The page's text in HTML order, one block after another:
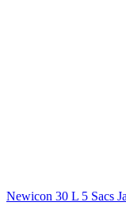
Newicon 30 L 5 Sacs